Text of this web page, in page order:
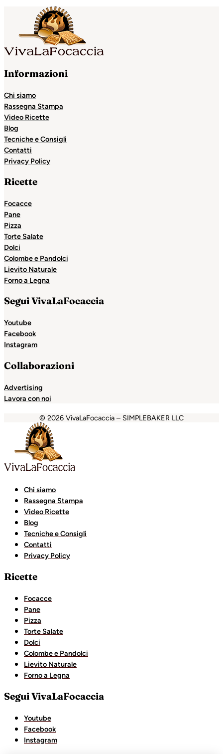
Informazioni
Chi siamo
Rassegna Stampa
Video Ricette
Blog
Tecniche e Consigli
Contatti
Privacy Policy
Ricette
Focacce
Pane
Pizza
Torte Salate
Dolci
Colombe e Pandolci
Lievito Naturale
Forno a Legna
Segui VivaLaFocaccia
Youtube
Facebook
Instagram
Collaborazioni
Advertising
Lavora con noi
© 2026 VivaLaFocaccia – SIMPLEBAKER LLC
casibom
Chi siamo
Rassegna Stampa
Video Ricette
Blog
Tecniche e Consigli
Contatti
Privacy Policy
Ricette
Focacce
Pane
Pizza
Torte Salate
Dolci
Colombe e Pandolci
Lievito Naturale
Forno a Legna
Segui VivaLaFocaccia
Youtube
Facebook
Instagram